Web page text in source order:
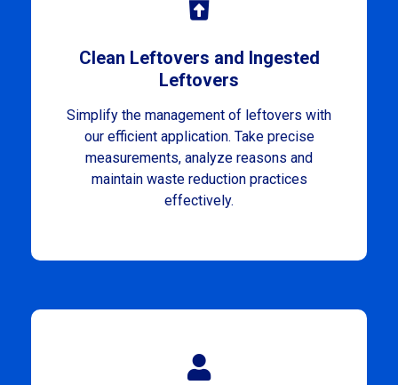
Clean Leftovers and Ingested
Leftovers
Simplify the management of leftovers with
our efficient application. Take precise
measurements, analyze reasons and
maintain waste reduction practices
effectively.